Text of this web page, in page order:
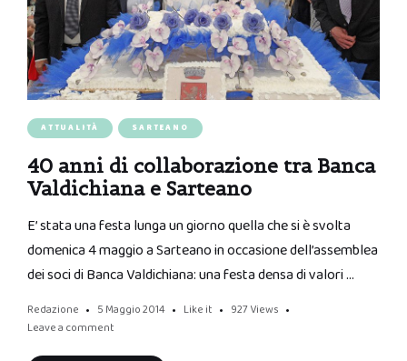
ATTUALITÀ SARTEANO
40 anni di collaborazione tra Banca
Valdichiana e Sarteano
E’ stata una festa lunga un giorno quella che si è svolta
domenica 4 maggio a Sarteano in occasione dell’assemblea
dei soci di Banca Valdichiana: una festa densa di valori …
Redazione 5 Maggio 2014 Like it 927Views
Leave a comment